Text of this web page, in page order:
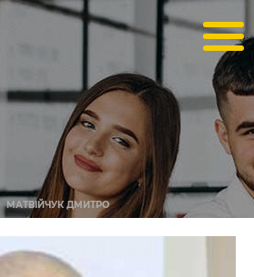
МАТВІЙЧУК ДМИТРО